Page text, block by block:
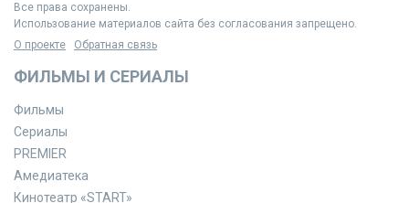
Все права сохранены.
Использование материалов сайта без согласования запрещено.
О проекте
Обратная связь
ФИЛЬМЫ И СЕРИАЛЫ
Фильмы
Сериалы
PREMIER
Амедиатека
Кинотеатр «START»